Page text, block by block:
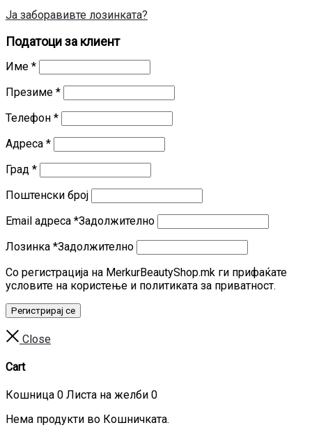
Ја заборавивте лозинката?
Податоци за клиент
Име *
Презиме *
Телефон *
Адреса *
Град *
Поштенски број
Email адреса *Задолжително
Лозинка *Задолжително
Со регистрација на MerkurBeautyShop.mk ги прифаќате
условите на користење и политиката за приватност.
Регистрирај се
Close
Cart
Кошница 0 Листа на желби 0
Нема продукти во Кошничката.